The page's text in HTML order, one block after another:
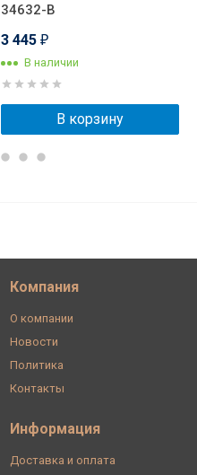
34632-B
3 445 ₽
В наличии
В корзину
Компания
О компании
Новости
Политика
Контакты
Информация
Доставка и оплата